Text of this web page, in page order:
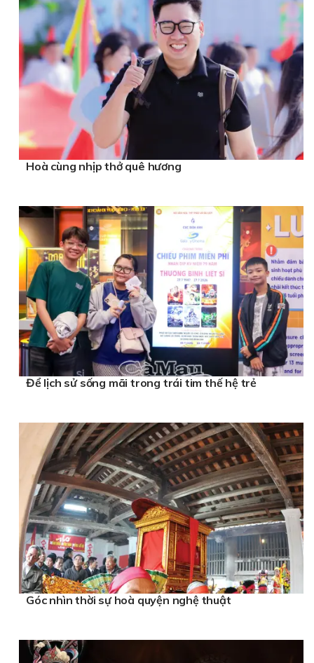
Hoà cùng nhịp thở quê hương
Để lịch sử sống mãi trong trái tim thế hệ trẻ
Góc nhìn thời sự hoà quyện nghệ thuật